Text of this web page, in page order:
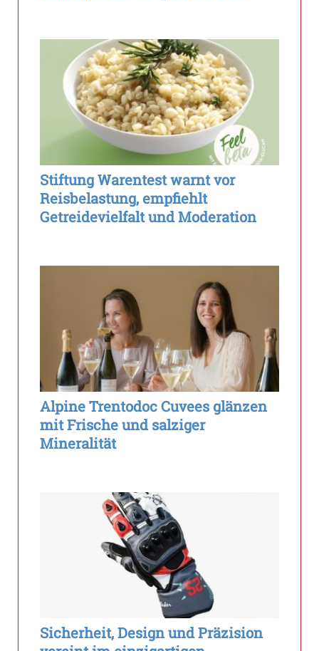
Stiftung Warentest warnt vor
Reisbelastung, empfiehlt
Getreidevielfalt und Moderation
Alpine Trentodoc Cuvees glänzen
mit Frische und salziger
Mineralität
Sicherheit, Design und Präzision